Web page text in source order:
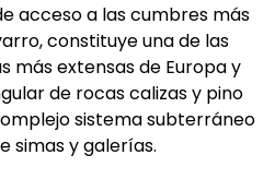
acceso a las cumbres más
constituye una de las
más extensas de Europa y
de rocas calizas y pino
sistema subterráneo
simas y galerías.